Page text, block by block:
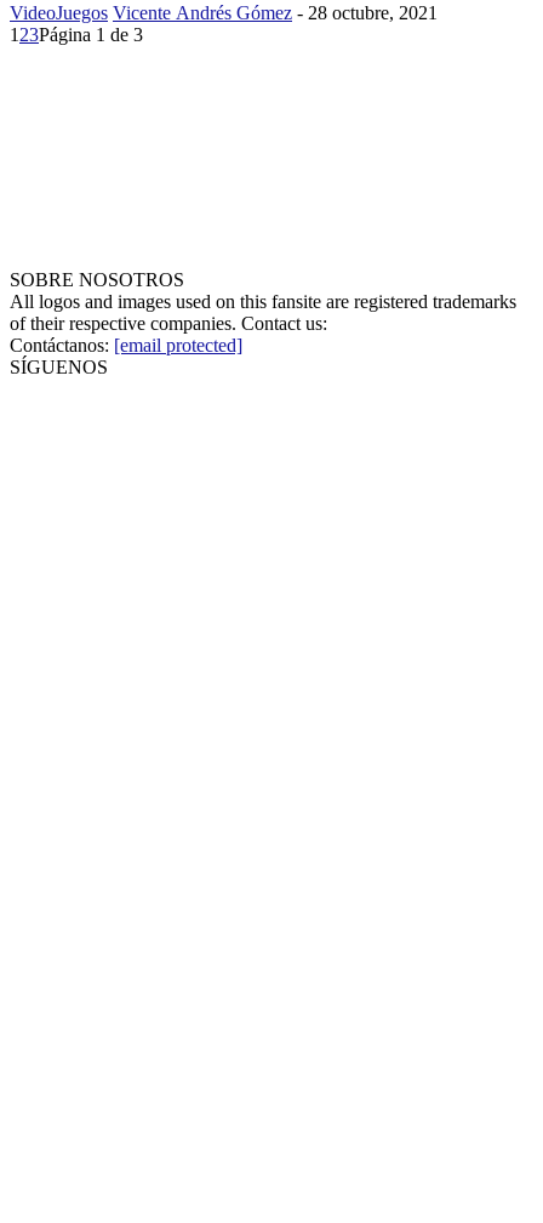
VideoJuegos Vicente Andrés Gómez - 28 octubre, 2021
1 23Página 1 de 3
SOBRE NOSOTROS
All logos and images used on this fansite are registered trademarks
of their respective companies. Contact us:
Contáctanos: [email protected]
SÍGUENOS